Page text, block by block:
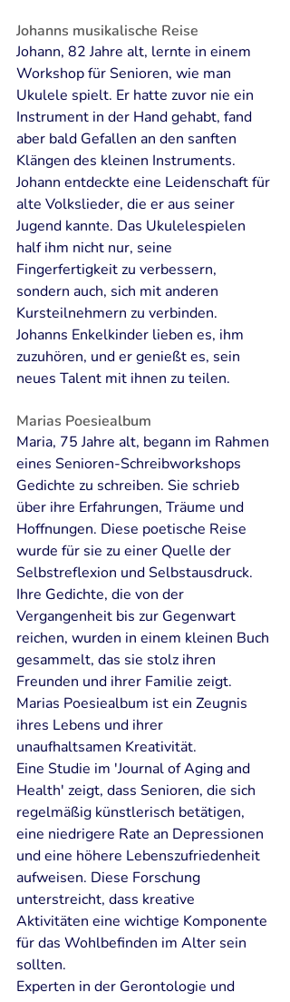
Johanns musikalische Reise
Johann, 82 Jahre alt, lernte in einem
Workshop für Senioren, wie man
Ukulele spielt. Er hatte zuvor nie ein
Instrument in der Hand gehabt, fand
aber bald Gefallen an den sanften
Klängen des kleinen Instruments.
Johann entdeckte eine Leidenschaft für
alte Volkslieder, die er aus seiner
Jugend kannte. Das Ukulelespielen
half ihm nicht nur, seine
Fingerfertigkeit zu verbessern,
sondern auch, sich mit anderen
Kursteilnehmern zu verbinden.
Johanns Enkelkinder lieben es, ihm
zuzuhören, und er genießt es, sein
neues Talent mit ihnen zu teilen.
Marias Poesiealbum
Maria, 75 Jahre alt, begann im Rahmen
eines Senioren-Schreibworkshops
Gedichte zu schreiben. Sie schrieb
über ihre Erfahrungen, Träume und
Hoffnungen. Diese poetische Reise
wurde für sie zu einer Quelle der
Selbstreflexion und Selbstausdruck.
Ihre Gedichte, die von der
Vergangenheit bis zur Gegenwart
reichen, wurden in einem kleinen Buch
gesammelt, das sie stolz ihren
Freunden und ihrer Familie zeigt.
Marias Poesiealbum ist ein Zeugnis
ihres Lebens und ihrer
unaufhaltsamen Kreativität.
Eine Studie im 'Journal of Aging and
Health' zeigt, dass Senioren, die sich
regelmäßig künstlerisch betätigen,
eine niedrigere Rate an Depressionen
und eine höhere Lebenszufriedenheit
aufweisen. Diese Forschung
unterstreicht, dass kreative
Aktivitäten eine wichtige Komponente
für das Wohlbefinden im Alter sein
sollten.
Experten in der Gerontologie und